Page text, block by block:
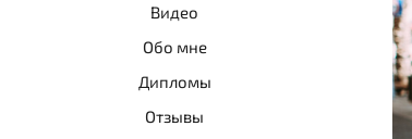
Видео
Обо мне
Дипломы
Отзывы